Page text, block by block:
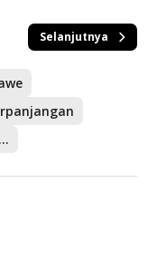
Selanjutnya
Sulawesi Tenggara